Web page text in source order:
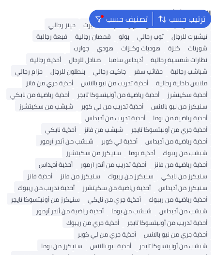
ترتيب حسب تصنيف حسب البحث الشائع
محفظة رجالية ملابس الحج والعمرة تيشيرت
جينز رجالي
تيشيرت للرجال
ثوب رجالي بولو قمصان رجالية
قبعة رجالية
شورتات
كنزة هوديات وكنزات هودي
جوارب
نظارات شمسية رجالية
أديداس سامبا صنادل للرجال
أحذية رجالية
شباشب رجالية
حقائب سفر جاكيت رجالي بنطلون للرجال
حزام رجالي
ملابس داخلية رجالية
أحذية تدريب من نيو بالانس
أحذية جري من فانز
أحذية سكيتشرز
أحذية رياضية من أونيتسوكا تايجر
أحذية رياضية من نايكي
سنيكرز من نيو بالانس
أحذية تدريب من لي كوبر
شبشب من سكيتشرز
أحذية رياضية من بوما
أحذية تدريب من أديداس
أحذية جري من أونيتسوكا تايجر
شبشب من فانز
أحذية نايكي
أحذية رياضية من أديداس
أحذية لي كوبر
شبشب من أندر آرمور
شبشب من ريبوك
أحذية بوما
سنيكرز من سكيتشرز
أحذية رياضية من فانز
أحذية تدريب من أندر آرمور
أحذية أديداس
سنيكرز من نايكي
سنيكرز من ريبوك سنيكرز من فانز
أحذية فانز
سنيكرز من أديداس
أحذية رياضية من سكيتشرز
أحذية تدريب من ريبوك
أحذية رياضية من ريبوك
أحذية جري من نايكي
سنيكرز من أونيتسوكا تايجر
شبشب من أديداس
شبشب من بوما
أحذية رياضية من أندر آرمور
أحذية تدريب من أونيتسوكا تايجر
أحذية جري من ريبوك
أحذية جري من نيو بالانس
أحذية جري من لي كوبر
شبشب من أونيتسوكا تايجر
أحذية نيو بالانس
سنيكرز من بوما